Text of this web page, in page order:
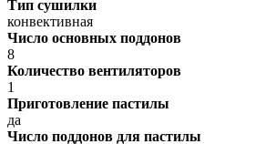
Тип сушилки
конвективная
Число основных поддонов
8
Количество вентиляторов
1
Приготовление пастилы
да
Число поддонов для пастилы